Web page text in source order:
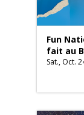
Fun
fait au
Sat., Oct.